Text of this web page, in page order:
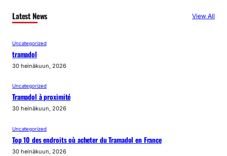
Latest News View All
Uncategorized
tramadol
30 heinäkuun, 2026
Uncategorized
Tramadol à proximité
30 heinäkuun, 2026
Uncategorized
Top 10 des endroits où acheter du Tramadol en France
30 heinäkuun, 2026